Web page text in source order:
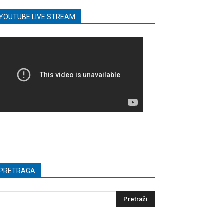
LIVE STREAM